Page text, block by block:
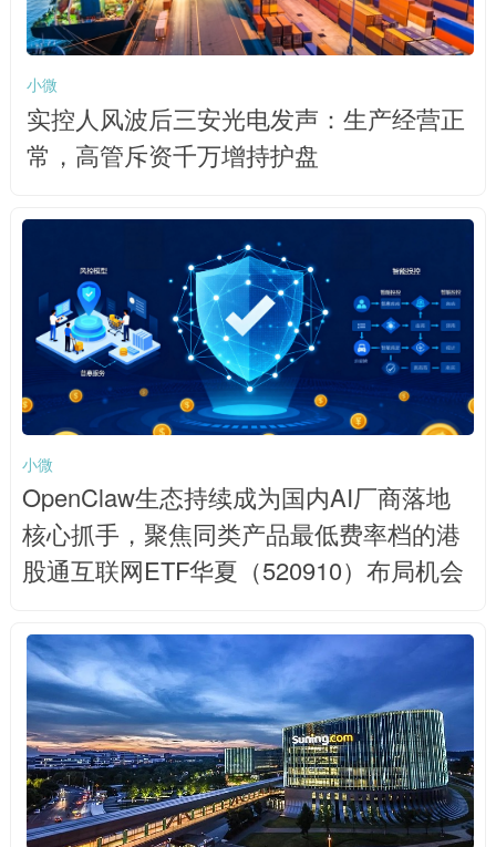
小微
实控人风波后三安光电发声：生产经营正
常，高管斥资千万增持护盘
小微
OpenClaw生态持续成为国内AI厂商落地
核心抓手，聚焦同类产品最低费率档的港
股通互联网ETF华夏（520910）布局机会